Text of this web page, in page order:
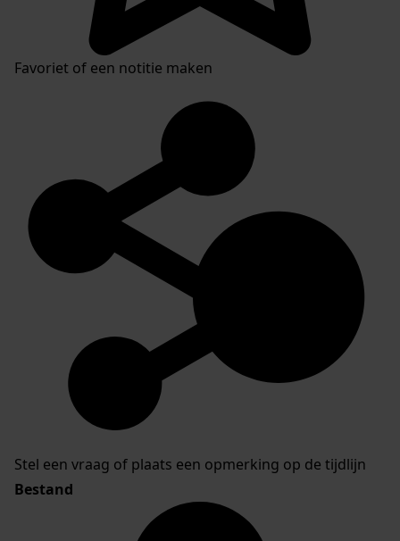
Favoriet of een notitie maken
Stel een vraag of plaats een opmerking op de tijdlijn
Bestand